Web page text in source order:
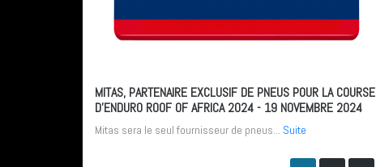
MITAS, PARTENAIRE EXCLUSIF DE PNEUS POUR LA COURSE
D’ENDURO ROOF OF AFRICA 2024- 19 NOVEMBRE 2024
Mitas sera le seul fournisseur de pneus... Suite